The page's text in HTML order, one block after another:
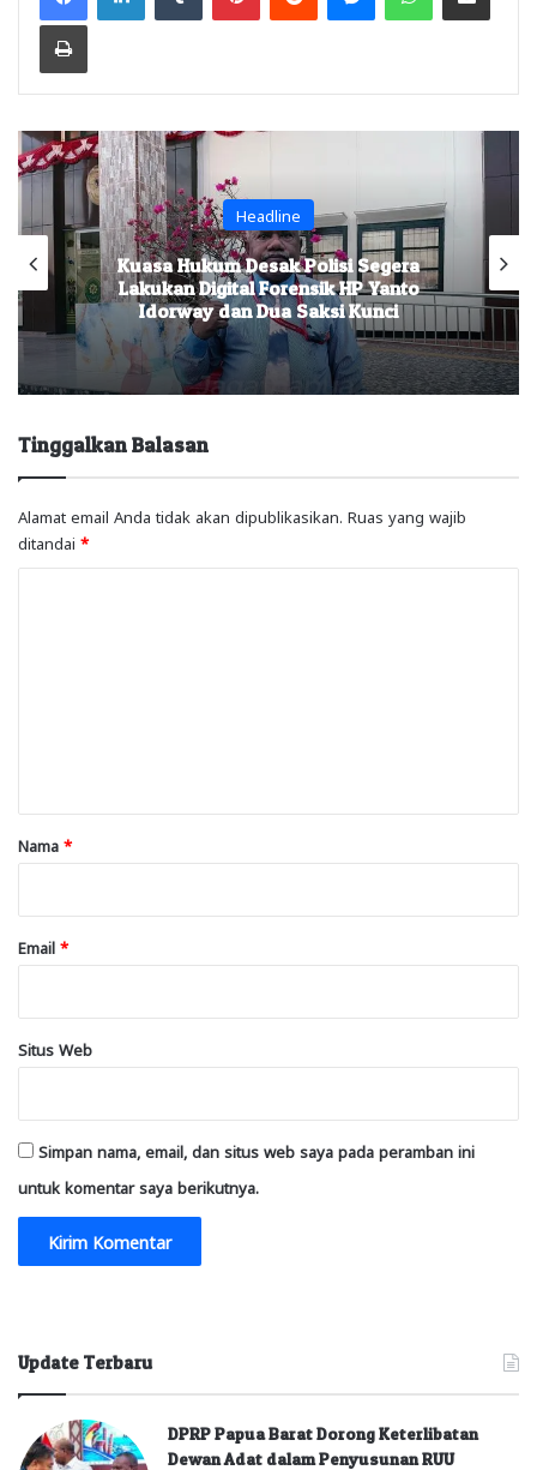
Print
Headline
Kuasa Hukum Desak Polisi Segera
Lakukan Digital Forensik HP Yanto
Idorway dan Dua Saksi Kunci
Tinggalkan Balasan
Alamat email Anda tidak akan dipublikasikan. Ruas yang wajib
ditandai *
rNama *
Email *
Situs Web
Simpan nama, email, dan situs web saya pada peramban ini
untuk komentar saya berikutnya.
Update Terbaru
DPRP Papua Barat Dorong Keterlibatan
Dewan Adat dalam Penyusunan RUU